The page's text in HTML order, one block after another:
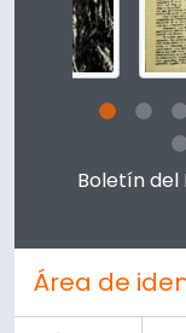
Clicking
Boletín del
Área de